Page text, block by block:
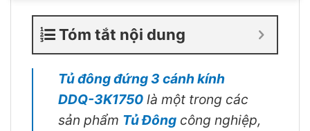
Tóm tắt nội dung
Tủ đông đứng 3 cánh kính
DDQ-3K1750 là một trong các
sản phẩm Tủ Đông công nghiệp,